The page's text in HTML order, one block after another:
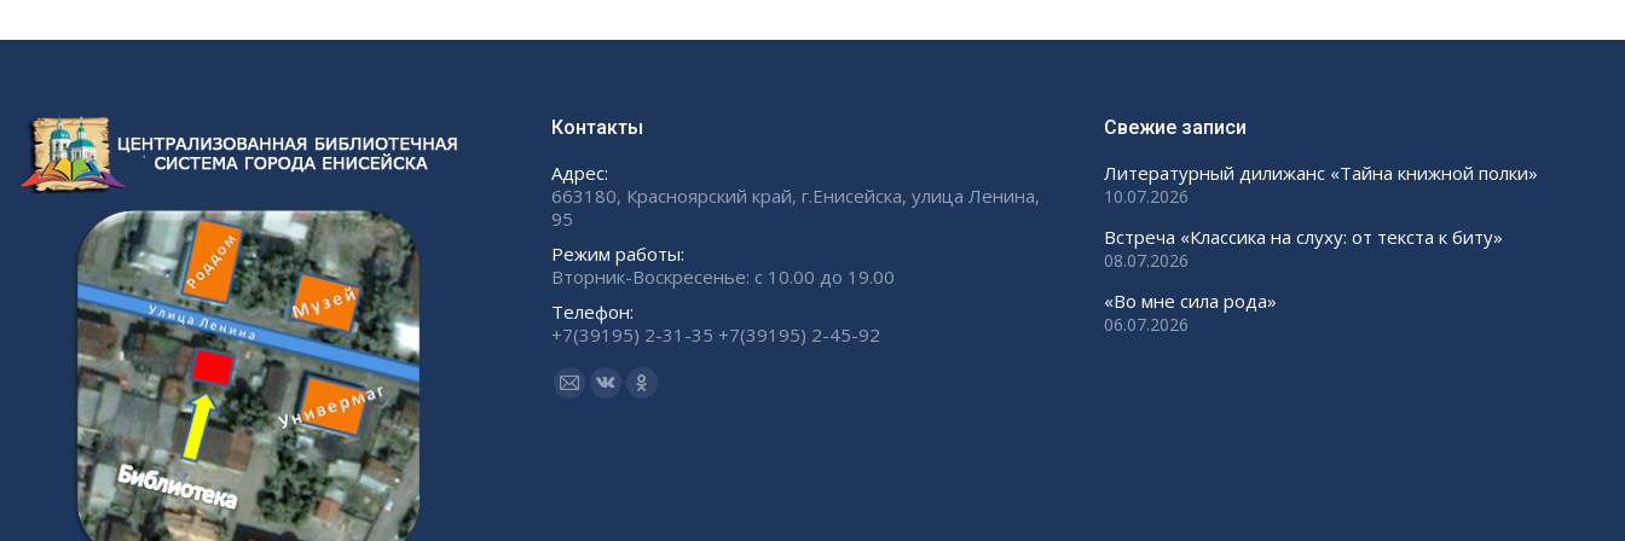
Контакты
Адрес:
663180, Красноярский край, г.Енисейска, улица Ленина,
95
Режим работы:
Вторник-Воскресенье: с 10.00 до 19.00
Телефон:
+7(39195) 2-31-35 +7(39195) 2-45-92
Ищите нас:
СтраницаСтраница
Страница
Свежие записи
Литературный дилижанс «Тайна книжной полки»
10.07.2026
Встреча «Классика на слуху: от текста к биту»
08.07.2026
«Во мне сила рода»
06.07.2026